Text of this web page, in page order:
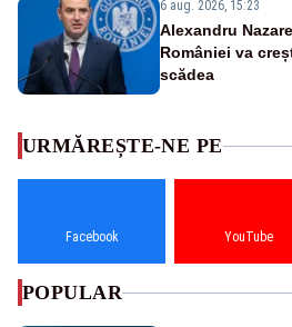
6 aug. 2026, 15:23
Alexandru
României va
scădea
URMĂREȘTE-NE PE
Facebook YouTube
POPULAR